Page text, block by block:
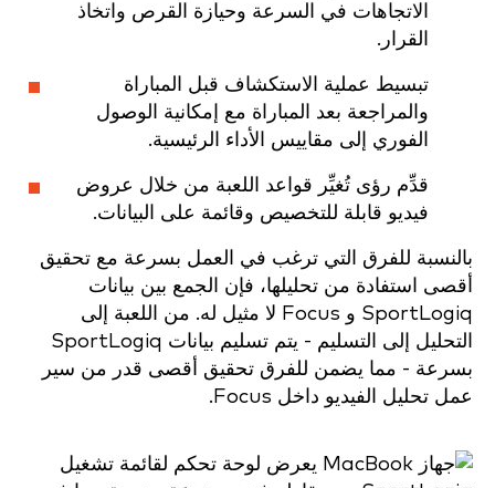
الاتجاهات في السرعة وحيازة القرص واتخاذ
القرار.
تبسيط عملية الاستكشاف قبل المباراة
والمراجعة بعد المباراة مع إمكانية الوصول
الفوري إلى مقاييس الأداء الرئيسية.
قدِّم رؤى تُغيِّر قواعد اللعبة من خلال عروض
فيديو قابلة للتخصيص وقائمة على البيانات.
بالنسبة للفرق التي ترغب في العمل بسرعة مع تحقيق
أقصى استفادة من تحليلها، فإن الجمع بين بيانات
SportLogiq و Focus لا مثيل له. من اللعبة إلى
التحليل إلى التسليم - يتم تسليم بيانات SportLogiq
بسرعة - مما يضمن للفرق تحقيق أقصى قدر من سير
عمل تحليل الفيديو داخل Focus.